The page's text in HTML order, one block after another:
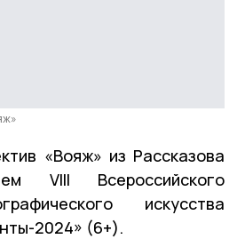
«Вояж» из Рассказова
VIII Всероссийского
искусства
2024» (6+).